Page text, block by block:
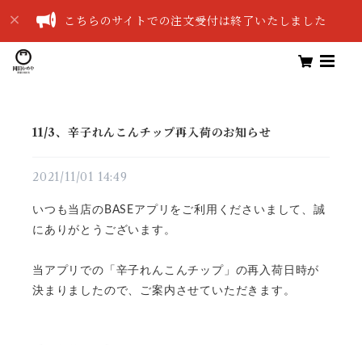
こちらのサイトでの注文受付は終了いたしました
11/3、辛子れんこんチップ再入荷のお知らせ
2021/11/01 14:49
いつも当店のBASEアプリをご利用くださいまして、誠
にありがとうございます。
当アプリでの「辛子れんこんチップ」の再入荷日時が
決まりましたので、ご案内させていただきます。